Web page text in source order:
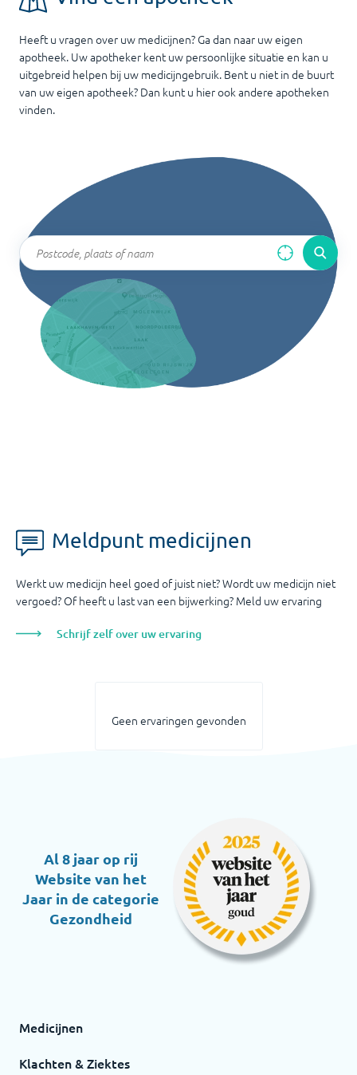
Heeft u vragen over uw medicijnen? Ga dan naar uw eigen
apotheek. Uw apotheker kent uw persoonlijke situatie en kan u
uitgebreid helpen bij uw medicijngebruik. Bent u niet in de buurt
van uw eigen apotheek? Dan kunt u hier ook andere apotheken
vinden.
Meldpunt medicijnen
Werkt uw medicijn heel goed of juist niet? Wordt uw medicijn niet
vergoed? Of heeft u last van een bijwerking? Meld uw ervaring
Schrijf zelf over uw ervaring
Geen ervaringen gevonden
Al 8 jaar op rij
Website van het
Jaar in de categorie
Gezondheid
Medicijnen
Klachten & Ziektes